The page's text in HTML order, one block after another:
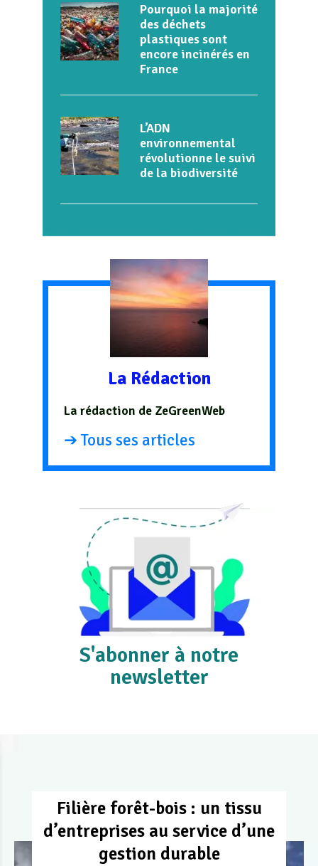
Pourquoi la majorité
des déchets
plastiques sont
encore incinérés en
France
L’ADN
environnemental
révolutionne le suivi
de la biodiversité
La Rédaction
La rédaction de ZeGreenWeb
➔ Tous ses articles
S'abonner à notre
newsletter
Filière forêt-bois : un tissu
d’entreprises au service d’une
gestion durable